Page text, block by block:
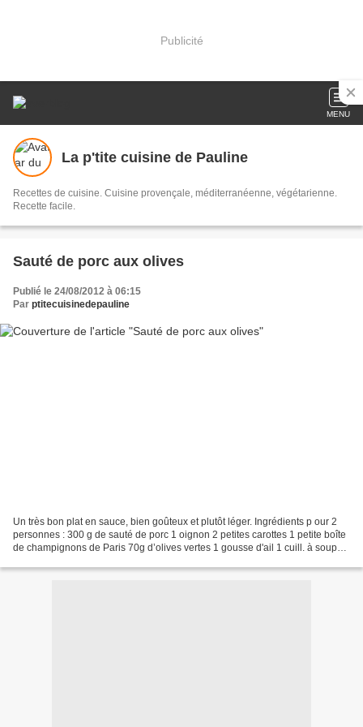
Publicité
MENU
La p'tite cuisine de Pauline
Recettes de cuisine. Cuisine provençale, méditerranéenne, végétarienne.
Recette facile.
Sauté de porc aux olives
Publié le 24/08/2012 à 06:15
Par ptitecuisinedepauline
Un très bon plat en sauce, bien goûteux et plutôt léger. Ingrédients p our 2
personnes : 300 g de sauté de porc 1 oignon 2 petites carottes 1 petite boîte
de champignons de Paris 70g d’olives vertes 1 gousse d'ail 1 cuill. à soupe